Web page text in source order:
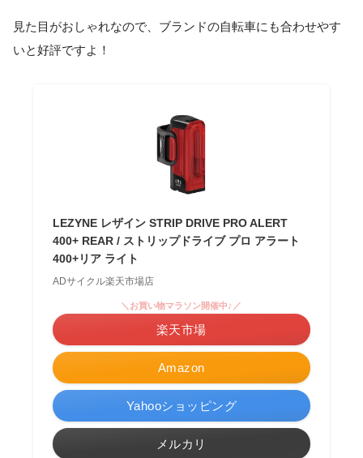
見た目がおしゃれなので、ブランドの自転車にも合わせやす
いと好評ですよ！
LEZYNE レザイン STRIP DRIVE PRO ALERT
400+ REAR / ストリップドライブ プロ アラート
400+リア ライト
ADサイクル楽天市場店
Amazon
＼お買い物マラソン開催中♪／
楽天市場
Yahooショッピング
メルカリ